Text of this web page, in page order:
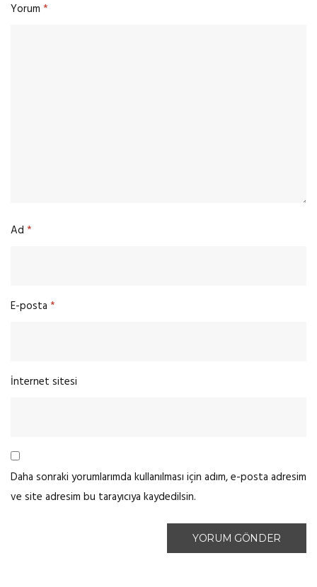
Yorum *
Ad *
E-posta *
İnternet sitesi
Daha sonraki yorumlarımda kullanılması için adım, e-posta adresim
ve site adresim bu tarayıcıya kaydedilsin.